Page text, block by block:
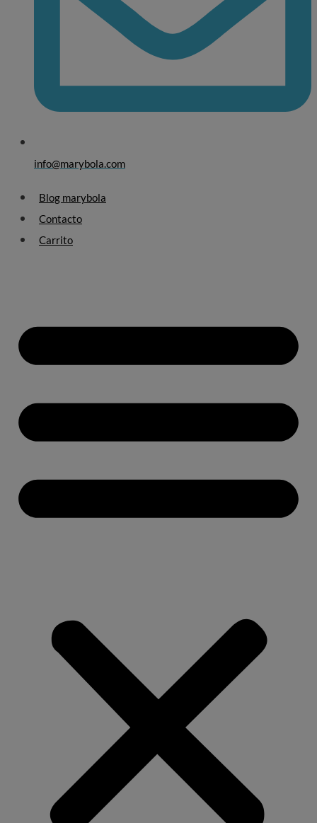
info@marybola.com
Blog marybola
Contacto
Carrito